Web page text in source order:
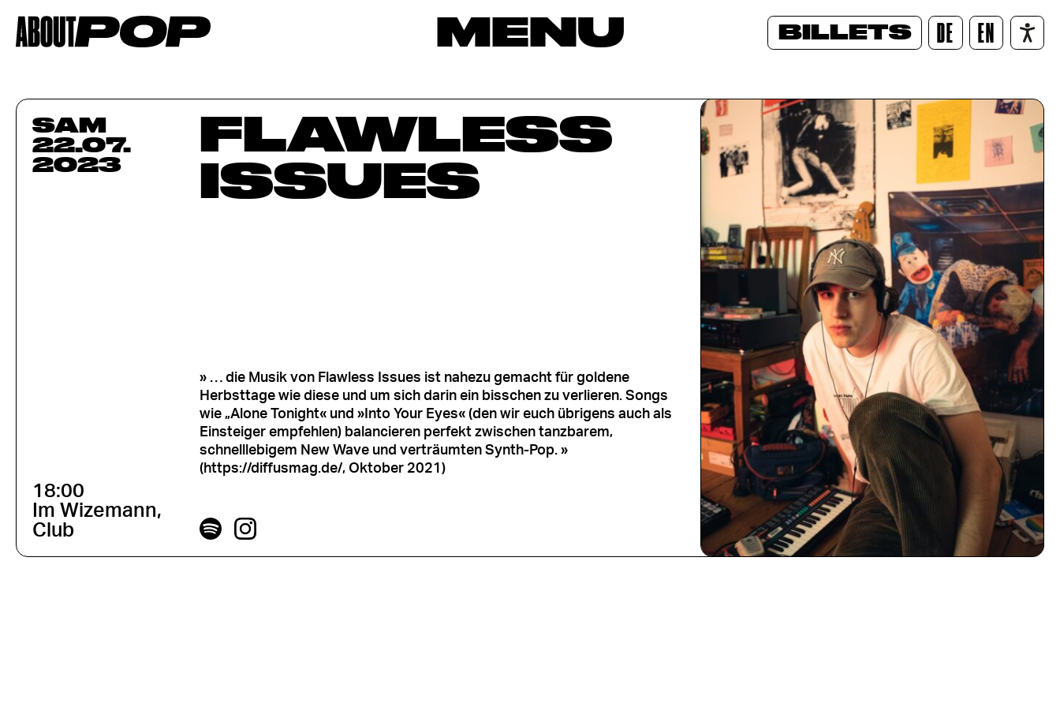
MENU BILLETS DE EN
SAM
22.07.
2023
18:00
Im Wizemann,
Club
FLAWLESS
ISSUES
» … die Musik von Flawless Issues ist nahezu gemacht für goldene
Herbsttage wie diese und um sich darin ein bisschen zu verlieren. Songs
wie „Alone Tonight« und »Into Your Eyes« (den wir euch übrigens auch als
Einsteiger empfehlen) balancieren perfekt zwischen tanzbarem,
schnelllebigem New Wave und verträumten Synth-Pop. »
(https://diffusmag.de/, Oktober 2021)